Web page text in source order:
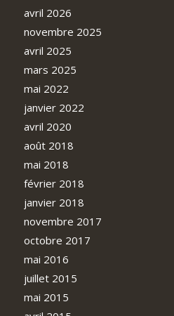
avril 2026
novembre 2025
avril 2025
mars 2025
mai 2022
janvier 2022
avril 2020
août 2018
mai 2018
février 2018
janvier 2018
novembre 2017
octobre 2017
mai 2016
juillet 2015
mai 2015